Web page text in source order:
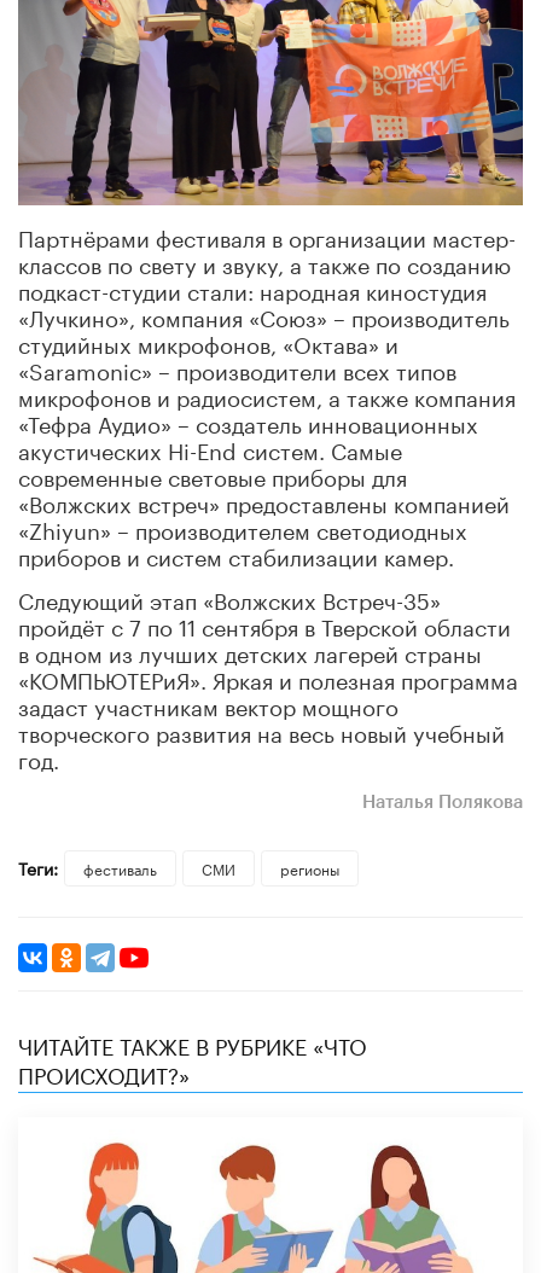
Партнёрами фестиваля в организации мастер-
классов по свету и звуку, а также по созданию
подкаст-студии стали: народная киностудия
«Лучкино», компания «Союз» – производитель
студийных микрофонов, «Октава» и
«Saramonic» – производители всех типов
микрофонов и радиосистем, а также компания
«Тефра Аудио» – создатель инновационных
акустических Hi-End систем. Самые
современные световые приборы для
«Волжских встреч» предоставлены компанией
«Zhiyun» – производителем светодиодных
приборов и систем стабилизации камер.
Следующий этап «Волжских Встреч-35»
пройдёт с 7 по 11 сентября в Тверской области
в одном из лучших детских лагерей страны
«КОМПЬЮТЕРиЯ». Яркая и полезная программа
задаст участникам вектор мощного
творческого развития на весь новый учебный
год.
Наталья Полякова
Теги: фестиваль СМИ регионы
ЧИТАЙТЕ ТАКЖЕ В РУБРИКЕ «ЧТО
ПРОИСХОДИТ?»